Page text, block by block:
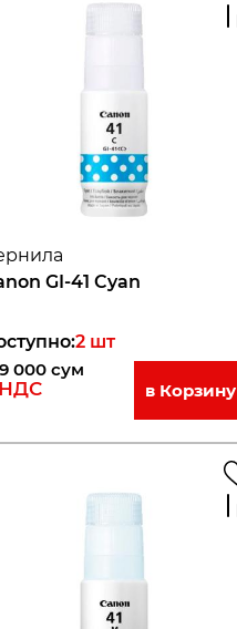
GI-41 Cyan
:2 шт
000 сум
в Корзину